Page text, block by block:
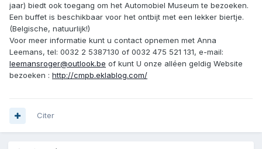
jaar) biedt ook toegang om het Automobiel Museum te bezoeken.
Een buffet is beschikbaar voor het ontbijt met een lekker biertje.
(Belgische, natuurlijk!)
Voor meer informatie kunt u contact opnemen met Anna
Leemans, tel: 0032 2 5387130 of 0032 475 521 131, e-mail:
leemansroger@outlook.be of kunt U onze alléen geldig Website
bezoeken : http://cmpb.eklablog.com/
Citer